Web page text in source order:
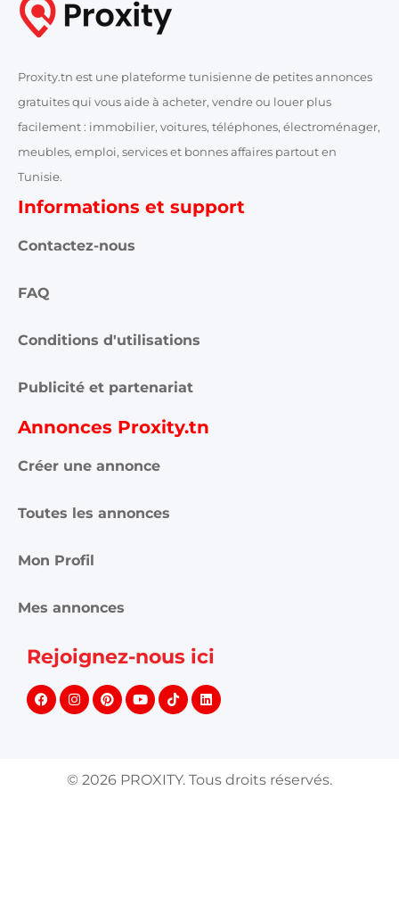
Proxity.tn est une plateforme tunisienne de petites annonces
gratuites qui vous aide à acheter, vendre ou louer plus
facilement : immobilier, voitures, téléphones, électroménager,
meubles, emploi, services et bonnes affaires partout en
Tunisie.
Informations et support
Contactez-nous
FAQ
Conditions d'utilisations
Publicité et partenariat
Annonces Proxity.tn
Créer une annonce
Toutes les annonces
Mon Profil
Mes annonces
Rejoignez-nous ici
© 2026 PROXITY. Tous droits réservés.